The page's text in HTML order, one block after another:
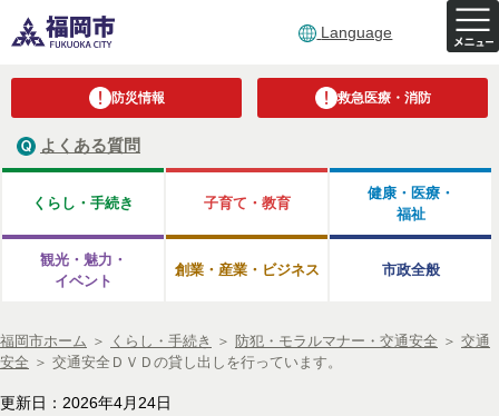
Language
防災情報 救急医療・消防
よくある質問
くらし・手続き 子育て・教育
健康・医療・
福祉
観光・魅力・
イベント
創業・産業・ビジネス 市政全般
福岡市ホーム ＞ くらし・手続き ＞ 防犯・モラルマナー・交通安全 ＞ 交通
安全 ＞ 交通安全ＤＶＤの貸し出しを行っています。
更新日：2026年4月24日